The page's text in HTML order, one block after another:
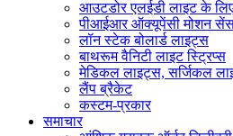
आउटडोर एलईडी लाइट के
पीआईआर ऑक्यूपेंसी मोशन
लॉन स्टेक बोलार्ड लाइट्स
बाथरूम वैनिटी लाइट स्ट्रिप्स
मेडिकल लाइट्स, सर्जिकल
लैंप ब्रैकेट
कस्टम-प्रकार
समाचार